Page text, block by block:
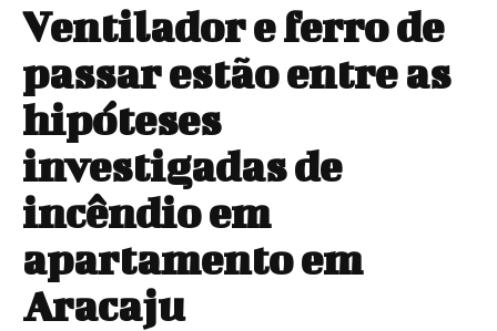
Ventilador e ferro de
passar estão entre as
hipóteses
investigadas de
incêndio em
apartamento em
Aracaju